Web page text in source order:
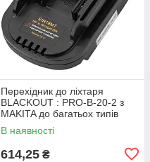
Перехідник до лiхтаря
BLACKOUT : PRO-B-20-2 з
MAKITA до багатьох типiв
iнструменту
В наявності
614,25 ₴